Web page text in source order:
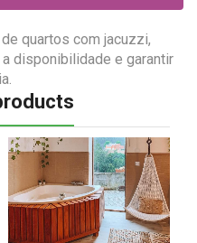
quartos com jacuzzi,
disponibilidade e garantir